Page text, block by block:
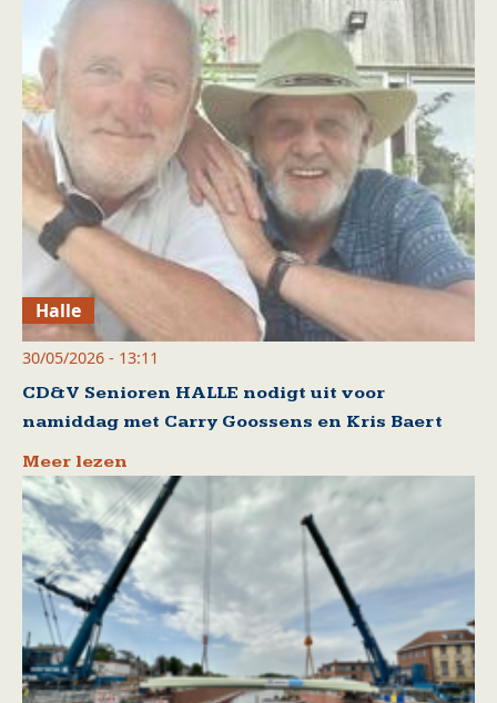
Halle
30/05/2026 - 13:11
CD&V Senioren HALLE nodigt uit voor
namiddag met Carry Goossens en Kris Baert
Meer lezen